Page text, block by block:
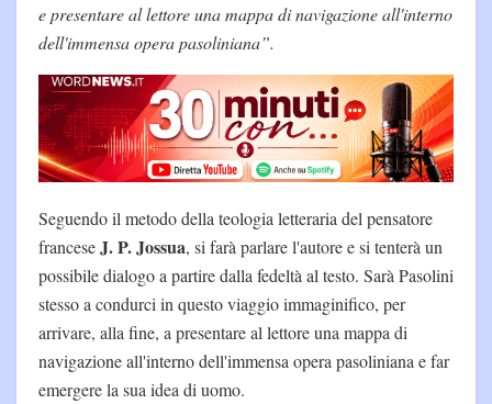
e presentare al lettore una mappa di navigazione all'interno
dell'immensa opera pasoliniana”.
Seguendo il metodo della teologia letteraria del pensatore
franceseJ. P. Jossua, si farà parlare l'autore e si tenterà un
possibile dialogo a partire dalla fedeltà al testo. Sarà Pasolini
stesso a condurci in questo viaggio immaginifico, per
arrivare, alla fine, a presentare al lettore una mappa di
navigazione all'interno dell'immensa opera pasoliniana e far
emergere la sua idea di uomo.